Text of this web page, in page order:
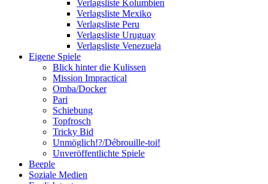
Verlagsliste Kolumbien
Verlagsliste Mexiko
Verlagsliste Peru
Verlagsliste Uruguay
Verlagsliste Venezuela
Eigene Spiele
Blick hinter die Kulissen
Mission Impractical
Omba/Docker
Pari
Schiebung
Topfrosch
Tricky Bid
Unmöglich!?/Débrouille-toi!
Unveröffentlichte Spiele
Beeple
Soziale Medien